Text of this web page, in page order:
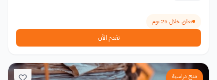
تغلق خلال 25 يوم
تقدم الآن
منح دراسية